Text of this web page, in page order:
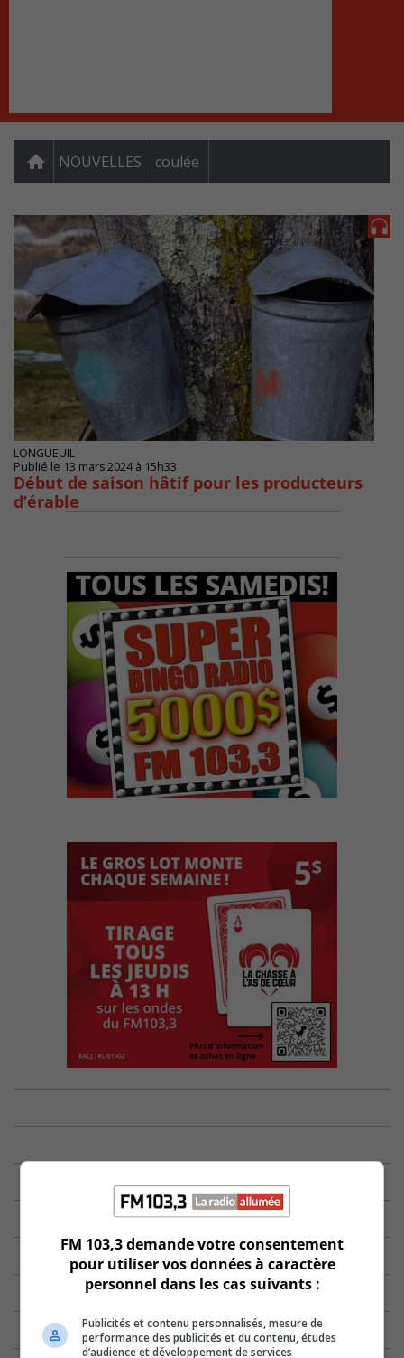
NOUVELLES coulée
LONGUEUIL
Publié le 13 mars 2024 à 15h33
Début de saison hâtif pour les producteurs
d’érable
FM 103,3 demande votre consentement
pour utiliser vos données à caractère
personnel dans les cas suivants :
Publicités et contenu personnalisés, mesure de
performance des publicités et du contenu, études
d’audience et développement de services